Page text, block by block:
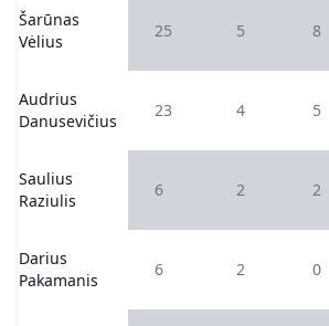
Šarūnas
Vėlius
25 5 8
Audrius
Danusevičius
23 4 5
Saulius
Raziulis
6 2 2
Darius
Pakamanis
6 2 0